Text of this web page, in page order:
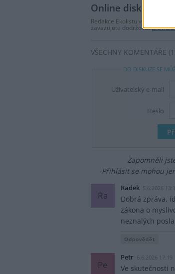
Online diskuse
Redakce Ekolistu vítá
zavazujete dodržovat
VŠECHNY KOMENTÁŘE
DO DISKUZE SE
Uživatelský e-mail
Heslo
Zapomněli
Přihlásit se mohou
Ra
Radek 5.6.2026
Dobrá zpráva,
zákona o
neznalých
Odpovědět
Pe
Petr 6.6.2026 17:19
Ve skutečnosti